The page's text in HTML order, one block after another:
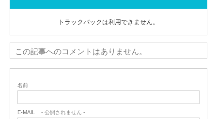
トラックバックは利用できません。
この記事へのコメントはありません。
名前
E-MAIL - 公開されません -